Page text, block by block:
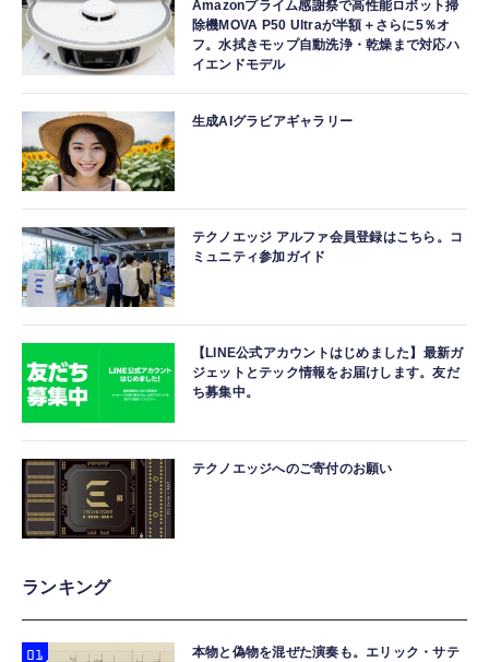
Amazonプライム感謝祭で高性能ロボット掃
除機MOVA P50 Ultraが半額＋さらに5％オ
フ。水拭きモップ自動洗浄・乾燥まで対応ハ
イエンドモデル
生成AIグラビアギャラリー
テクノエッジ アルファ会員登録はこちら。コ
ミュニティ参加ガイド
【LINE公式アカウントはじめました】最新ガ
ジェットとテック情報をお届けします。友だ
ち募集中。
テクノエッジへのご寄付のお願い
ランキング
本物と偽物を混ぜた演奏も。エリック・サテ